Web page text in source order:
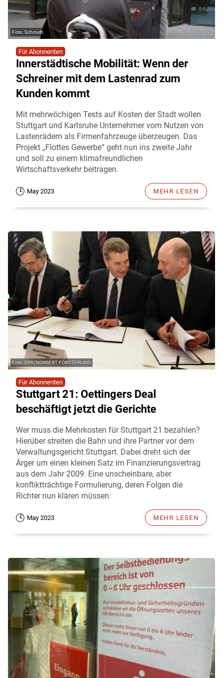
Schmidt
Für Abonnenten
Innerstädtische Mobilität: Wenn der
Schreiner mit dem Lastenrad zum
Kunden kommt
Mit mehrwöchigen Tests auf Kosten der Stadt wollen
Stuttgart und Karlsruhe Unternehmer vom Nutzen von
Lastenrädern als Firmenfahrzeuge überzeugen. Das
Projekt „Flottes Gewerbe“ geht nun ins zweite Jahr
und soll zu einem klimafreundlichen
Wirtschaftsverkehr beitragen.
May 2023 MEHR LESEN
DPA/NORBERT FÖRSTERLING
Für Abonnenten
Stuttgart 21: Oettingers Deal
beschäftigt jetzt die Gerichte
Wer muss die Mehrkosten für Stuttgart 21 bezahlen?
Hierüber streiten die Bahn und ihre Partner vor dem
Verwaltungsgericht Stuttgart. Dabei dreht sich der
Ärger um einen kleinen Satz im Finanzierungsvertrag
aus dem Jahr 2009. Eine unscheinbare, aber
konfliktträchtige Formulierung, deren Folgen die
Richter nun klären müssen.
May 2023 MEHR LESEN